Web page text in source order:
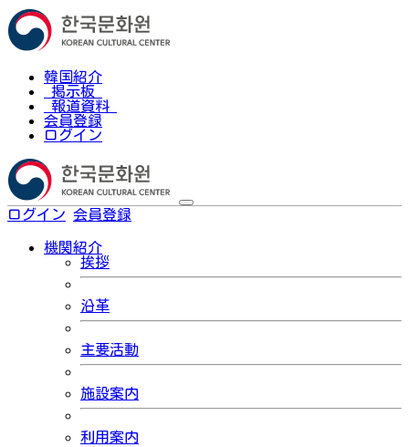
韓国紹介
掲示板
報道資料
会員登録
ログイン
ログイン 会員登録
機関紹介
挨拶
沿革
主要活動
施設案内
利用案内